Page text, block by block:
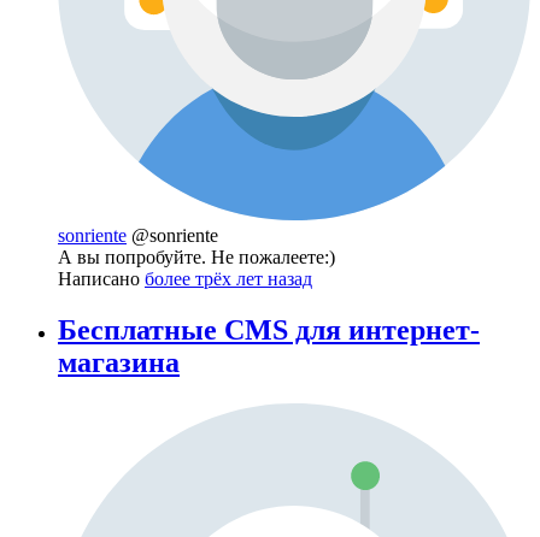
sonriente @sonriente
А вы попробуйте. Не пожалеете:)
Написано более трёх лет назад
Бесплатные CMS для интернет-
магазина